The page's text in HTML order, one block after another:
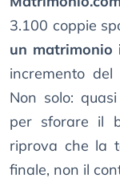
3.100 coppie
un matrimonio
incremento del
Non solo:
per sforare il
riprova che la
finale, non il